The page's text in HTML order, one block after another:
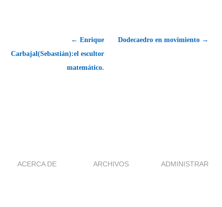
← Enrique
Carbajal(Sebastián):el escultor
matemático.
Dodecaedro en movimiento →
ACERCA DE ARCHIVOS ADMINISTRAR